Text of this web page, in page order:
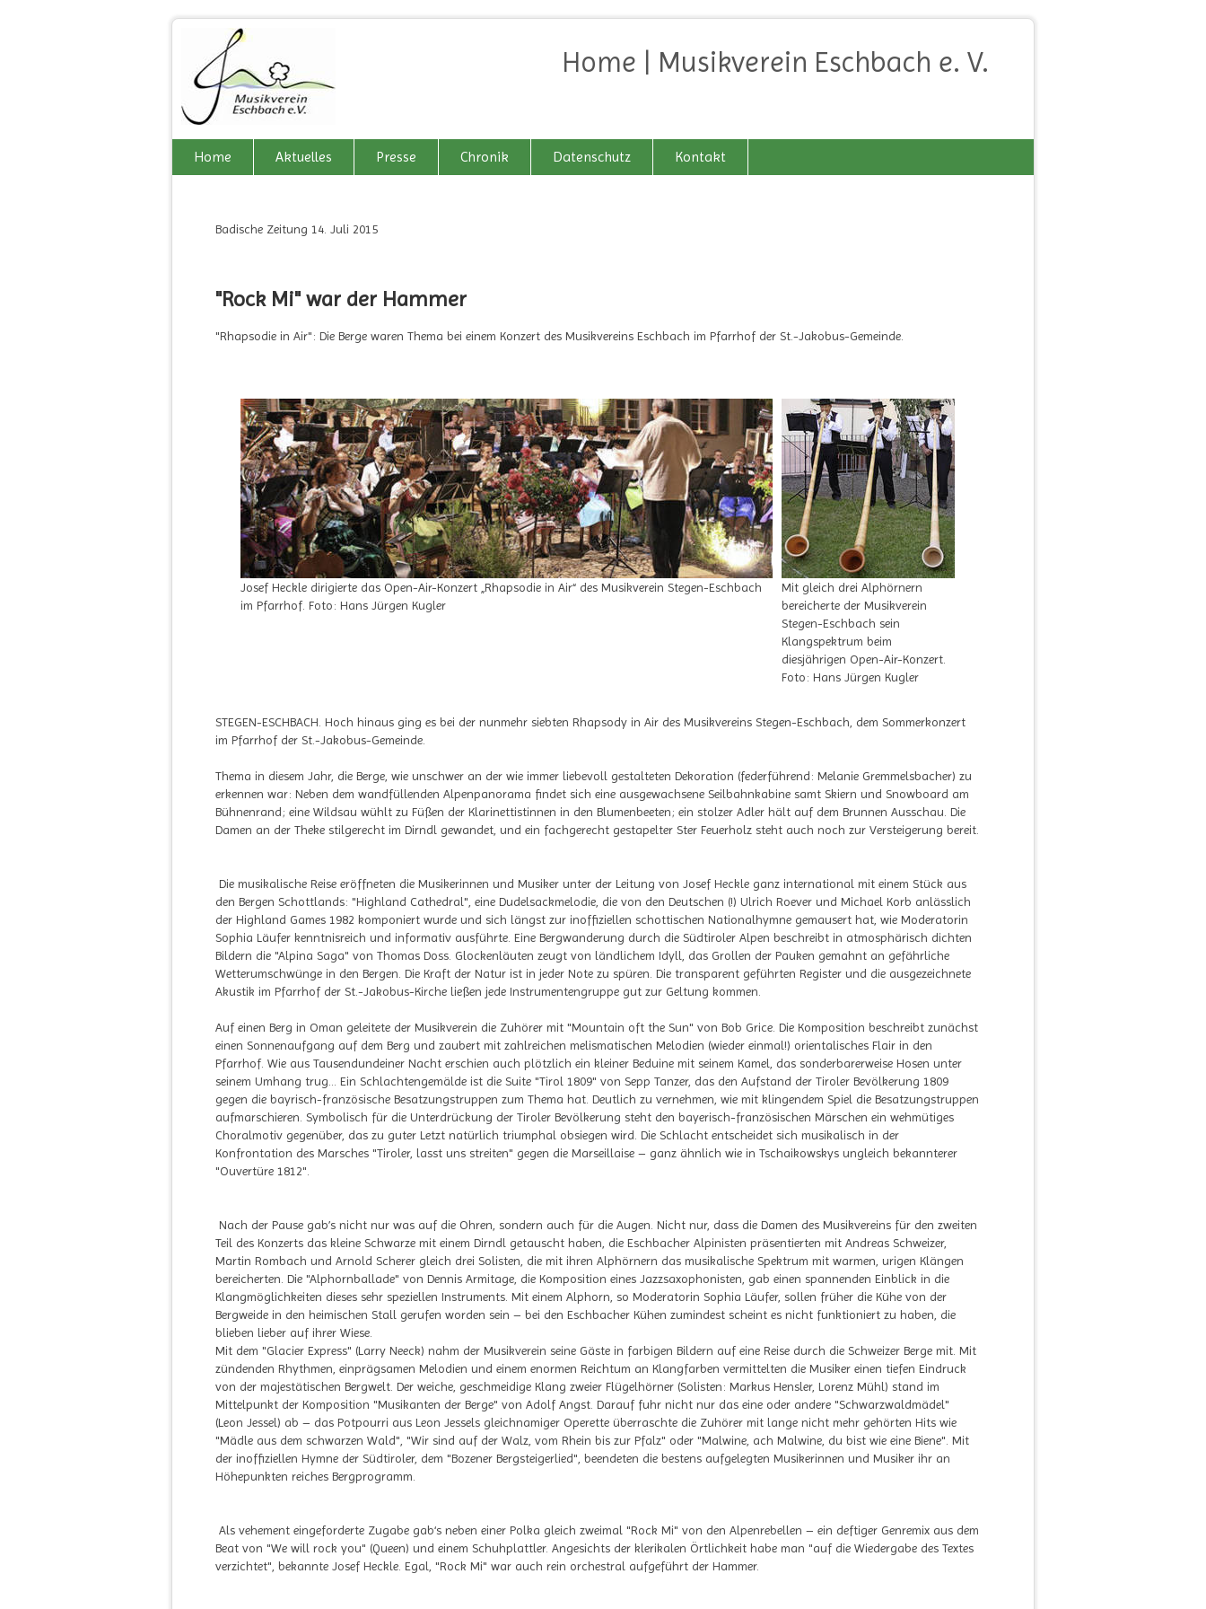
Home | Musikverein Eschbach e. V.
Home Aktuelles Presse Chronik Datenschutz Kontakt
Badische Zeitung 14. Juli 2015
"Rock Mi" war der Hammer
"Rhapsodie in Air": Die Berge waren Thema bei einem Konzert des Musikvereins Eschbach im Pfarrhof der St.-Jakobus-Gemeinde.
Josef Heckle dirigierte das Open-Air-Konzert „Rhapsodie in Air“ des Musikverein Stegen-Eschbach
im Pfarrhof. Foto: Hans Jürgen Kugler
Mit gleich drei Alphörnern
bereicherte der Musikverein
Stegen-Eschbach sein
Klangspektrum beim
diesjährigen Open-Air-Konzert.
Foto: Hans Jürgen Kugler
STEGEN-ESCHBACH. Hoch hinaus ging es bei der nunmehr siebten Rhapsody in Air des Musikvereins Stegen-Eschbach, dem Sommerkonzert
im Pfarrhof der St.-Jakobus-Gemeinde.
Thema in diesem Jahr, die Berge, wie unschwer an der wie immer liebevoll gestalteten Dekoration (federführend: Melanie Gremmelsbacher) zu
erkennen war: Neben dem wandfüllenden Alpenpanorama findet sich eine ausgewachsene Seilbahnkabine samt Skiern und Snowboard am
Bühnenrand; eine Wildsau wühlt zu Füßen der Klarinettistinnen in den Blumenbeeten; ein stolzer Adler hält auf dem Brunnen Ausschau. Die
Damen an der Theke stilgerecht im Dirndl gewandet, und ein fachgerecht gestapelter Ster Feuerholz steht auch noch zur Versteigerung bereit.
Die musikalische Reise eröffneten die Musikerinnen und Musiker unter der Leitung von Josef Heckle ganz international mit einem Stück aus
den Bergen Schottlands: "Highland Cathedral", eine Dudelsackmelodie, die von den Deutschen (!) Ulrich Roever und Michael Korb anlässlich
der Highland Games 1982 komponiert wurde und sich längst zur inoffiziellen schottischen Nationalhymne gemausert hat, wie Moderatorin
Sophia Läufer kenntnisreich und informativ ausführte. Eine Bergwanderung durch die Südtiroler Alpen beschreibt in atmosphärisch dichten
Bildern die "Alpina Saga" von Thomas Doss. Glockenläuten zeugt von ländlichem Idyll, das Grollen der Pauken gemahnt an gefährliche
Wetterumschwünge in den Bergen. Die Kraft der Natur ist in jeder Note zu spüren. Die transparent geführten Register und die ausgezeichnete
Akustik im Pfarrhof der St.-Jakobus-Kirche ließen jede Instrumentengruppe gut zur Geltung kommen.
Auf einen Berg in Oman geleitete der Musikverein die Zuhörer mit "Mountain oft the Sun" von Bob Grice. Die Komposition beschreibt zunächst
einen Sonnenaufgang auf dem Berg und zaubert mit zahlreichen melismatischen Melodien (wieder einmal!) orientalisches Flair in den
Pfarrhof. Wie aus Tausendundeiner Nacht erschien auch plötzlich ein kleiner Beduine mit seinem Kamel, das sonderbarerweise Hosen unter
seinem Umhang trug... Ein Schlachtengemälde ist die Suite "Tirol 1809" von Sepp Tanzer, das den Aufstand der Tiroler Bevölkerung 1809
gegen die bayrisch-französische Besatzungstruppen zum Thema hat. Deutlich zu vernehmen, wie mit klingendem Spiel die Besatzungstruppen
aufmarschieren. Symbolisch für die Unterdrückung der Tiroler Bevölkerung steht den bayerisch-französischen Märschen ein wehmütiges
Choralmotiv gegenüber, das zu guter Letzt natürlich triumphal obsiegen wird. Die Schlacht entscheidet sich musikalisch in der
Konfrontation des Marsches "Tiroler, lasst uns streiten" gegen die Marseillaise – ganz ähnlich wie in Tschaikowskys ungleich bekannterer
"Ouvertüre 1812".
Nach der Pause gab’s nicht nur was auf die Ohren, sondern auch für die Augen. Nicht nur, dass die Damen des Musikvereins für den zweiten
Teil des Konzerts das kleine Schwarze mit einem Dirndl getauscht haben, die Eschbacher Alpinisten präsentierten mit Andreas Schweizer,
Martin Rombach und Arnold Scherer gleich drei Solisten, die mit ihren Alphörnern das musikalische Spektrum mit warmen, urigen Klängen
bereicherten. Die "Alphornballade" von Dennis Armitage, die Komposition eines Jazzsaxophonisten, gab einen spannenden Einblick in die
Klangmöglichkeiten dieses sehr speziellen Instruments. Mit einem Alphorn, so Moderatorin Sophia Läufer, sollen früher die Kühe von der
Bergweide in den heimischen Stall gerufen worden sein – bei den Eschbacher Kühen zumindest scheint es nicht funktioniert zu haben, die
blieben lieber auf ihrer Wiese.
Mit dem "Glacier Express" (Larry Neeck) nahm der Musikverein seine Gäste in farbigen Bildern auf eine Reise durch die Schweizer Berge mit. Mit
zündenden Rhythmen, einprägsamen Melodien und einem enormen Reichtum an Klangfarben vermittelten die Musiker einen tiefen Eindruck
von der majestätischen Bergwelt. Der weiche, geschmeidige Klang zweier Flügelhörner (Solisten: Markus Hensler, Lorenz Mühl) stand im
Mittelpunkt der Komposition "Musikanten der Berge" von Adolf Angst. Darauf fuhr nicht nur das eine oder andere "Schwarzwaldmädel"
(Leon Jessel) ab – das Potpourri aus Leon Jessels gleichnamiger Operette überraschte die Zuhörer mit lange nicht mehr gehörten Hits wie
"Mädle aus dem schwarzen Wald", "Wir sind auf der Walz, vom Rhein bis zur Pfalz" oder "Malwine, ach Malwine, du bist wie eine Biene". Mit
der inoffiziellen Hymne der Südtiroler, dem "Bozener Bergsteigerlied", beendeten die bestens aufgelegten Musikerinnen und Musiker ihr an
Höhepunkten reiches Bergprogramm.
Als vehement eingeforderte Zugabe gab‘s neben einer Polka gleich zweimal "Rock Mi" von den Alpenrebellen – ein deftiger Genremix aus dem
Beat von "We will rock you" (Queen) und einem Schuhplattler. Angesichts der klerikalen Örtlichkeit habe man "auf die Wiedergabe des Textes
verzichtet", bekannte Josef Heckle. Egal, "Rock Mi" war auch rein orchestral aufgeführt der Hammer.